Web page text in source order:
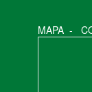
MAPA -